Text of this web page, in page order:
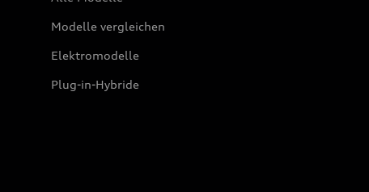
Modelle vergleichen
Elektromodelle
Plug-in-Hybride